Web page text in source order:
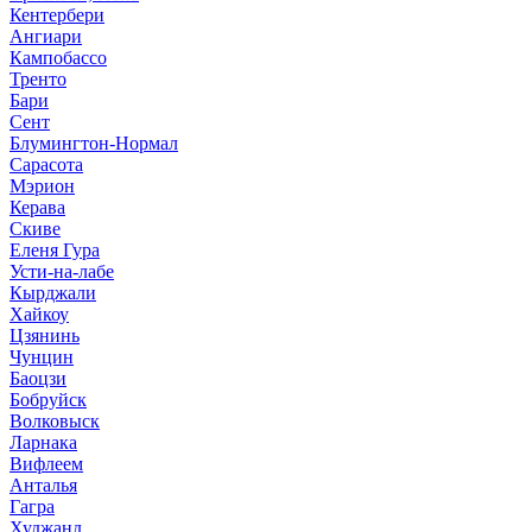
Кентербери
Ангиари
Кампобассо
Тренто
Бари
Сент
Блумингтон-Нормал
Сарасота
Мэрион
Керава
Скиве
Еленя Гура
Усти-на-лабе
Кырджали
Хайкоу
Цзянинь
Чунцин
Баоцзи
Бобруйск
Волковыск
Ларнака
Вифлеем
Анталья
Гагра
Худжанд